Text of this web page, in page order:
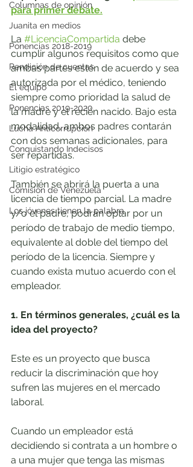
Columnas de opinión
Juanita en medios
Ponencias 2018-2019
Rendición de cuentas
El equipo
Ponencias 2019-2020
Lucha Anticorrupción
Conquistando Indecisos
Litigio estratégico
Comisión de Venezuela
Los jóvenes tienen la palabra
para primer debate.
La #LicenciaCompartida debe
cumplir algunos requisitos como que
ambas partes estén de acuerdo y sea
autorizada por el médico, teniendo
siempre como prioridad la salud de
la madre y el recién nacido. Bajo esta
modalidad, ambos padres contarán
con dos semanas adicionales, para
ser repartidas.
También se abrirá la puerta a una
licencia de tiempo parcial. La madre
y/o el padre, podrán optar por un
período de trabajo de medio tiempo,
equivalente al doble del tiempo del
período de la licencia. Siempre y
cuando exista mutuo acuerdo con el
empleador.
1. En términos generales, ¿cuál es la
idea del proyecto?
Este es un proyecto que busca
reducir la discriminación que hoy
sufren las mujeres en el mercado
laboral.
Cuando un empleador está
decidiendo si contrata a un hombre o
a una mujer que tenga las mismas